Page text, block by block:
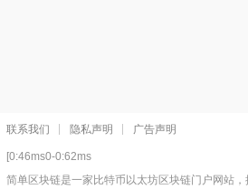
联系我们 隐私声明 广告声明
[0:46ms0-0:62ms
简单区块链是一家比特币以太坊区块链门户网站，